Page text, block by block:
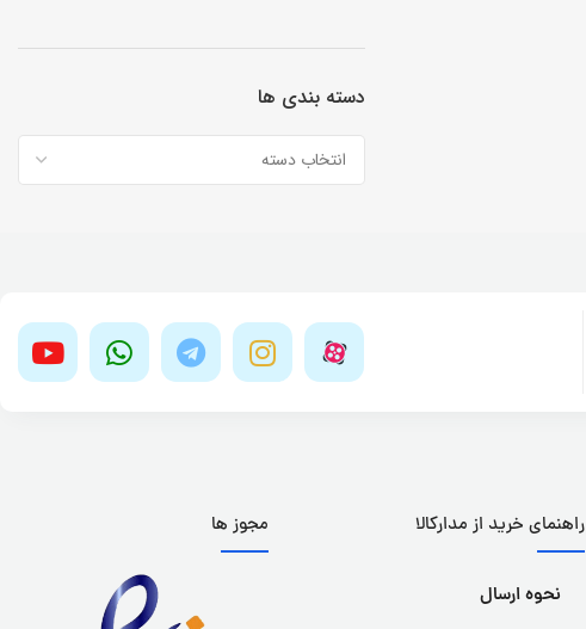
دسته بندی ها
راهنمای خرید از مدارکالا
نحوه ارسال
مجوز ها